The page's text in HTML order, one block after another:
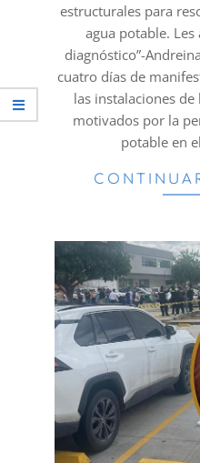
estructurales para
agua potable.
diagnóstico”-
cuatro días de
las instalaciones de
motivados por la
potable en